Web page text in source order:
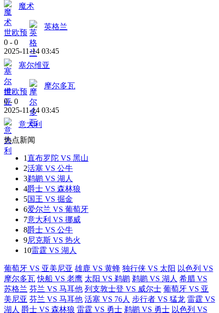
魔术
世欧预
英格兰
0 - 0
2025-11-14 03:45
塞尔维亚
世欧预
摩尔多瓦
0 - 0
2025-11-14 03:45
意大利
热点新闻
1直布罗陀 VS 黑山
2活塞 VS 公牛
3鹈鹕 VS 湖人
4爵士 VS 森林狼
5国王 VS 掘金
6爱尔兰 VS 葡萄牙
7意大利 VS 挪威
8爵士 VS 公牛
9尼克斯 VS 热火
10雷霆 VS 湖人
葡萄牙 VS 亚美尼亚 雄鹿 VS 黄蜂 独行侠 VS 太阳 以色列 VS
摩尔多瓦 快船 VS 老鹰 太阳 VS 鹈鹕 鹈鹕 VS 湖人 希腊 VS
苏格兰 芬兰 VS 马耳他 列支敦士登 VS 威尔士 葡萄牙 VS 亚
美尼亚 芬兰 VS 马耳他 活塞 VS 76人 步行者 VS 猛龙 雷霆 VS
湖人 爵士 VS 森林狼 雷霆 VS 勇士 鹈鹕 VS 勇士 以色列 VS